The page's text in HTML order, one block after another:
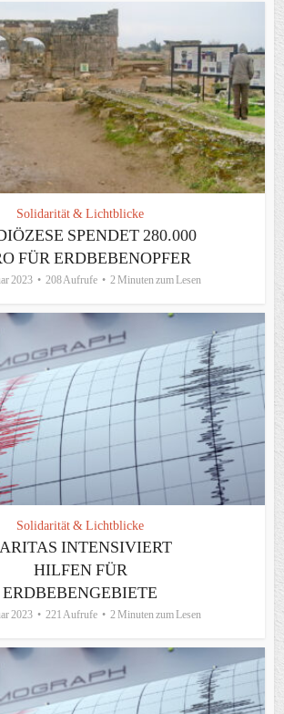
Solidarität & Lichtblicke
SPENDET 280.000
FÜR ERDBEBENOPFER
2023 208 Aufrufe 2 Minuten zum Lesen
Solidarität & Lichtblicke
INTENSIVIERT
HILFEN FÜR
ERDBEBENGEBIETE
2023 221 Aufrufe 2 Minuten zum Lesen